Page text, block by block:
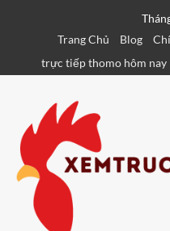
Trang Chủ
Blog
trực tiếp thomo hôm nay